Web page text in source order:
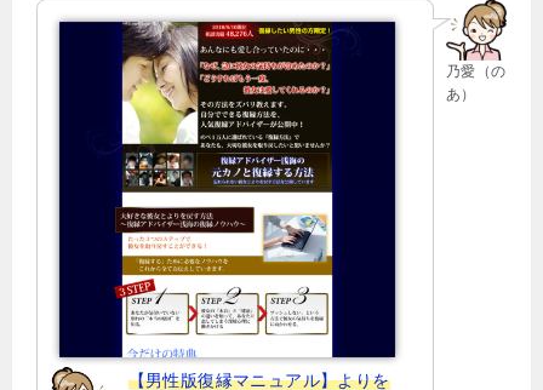
乃愛（の
あ）
【男性版復縁マニュアル】よりを